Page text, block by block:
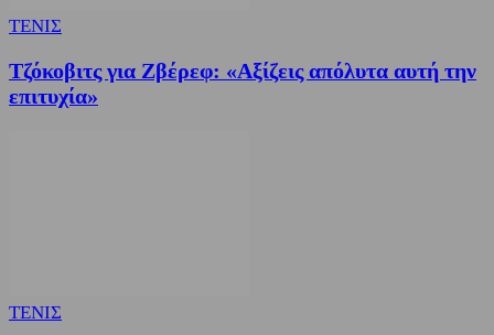
ΤΕΝΙΣ
Τζόκοβιτς για Ζβέρεφ: «Αξίζεις απόλυτα αυτή την
επιτυχία»
ΤΕΝΙΣ